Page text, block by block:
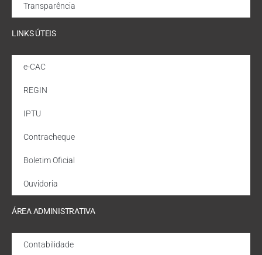
Transparência
LINKS ÚTEIS
e-CAC
REGIN
IPTU
Contracheque
Boletim Oficial
Ouvidoria
ÁREA ADMINISTRATIVA
Contabilidade